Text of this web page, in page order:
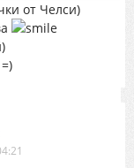
от Челси)